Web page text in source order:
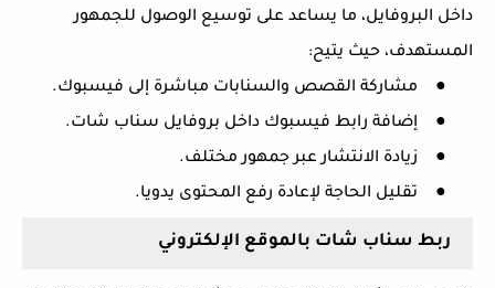
داخل البروفايل، ما يساعد على توسيع الوصول للجمهور
المستهدف، حيث يتيح:
●
مشاركة القصص والسنابات مباشرة إلى فيسبوك.
●
إضافة رابط فيسبوك داخل بروفايل سناب شات.
●
زيادة الانتشار عبر جمهور مختلف.
●
تقليل الحاجة لإعادة رفع المحتوى يدويا.
ربط سناب شات بالموقع الإلكتروني